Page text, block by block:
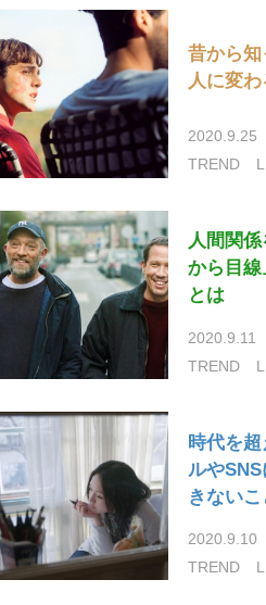
昔から
人に変
2020.9.25
TREND
人間関
から目
とは
2020.9.11
TREND
時代を
ルや
きないこ
2020.9.10
TREND